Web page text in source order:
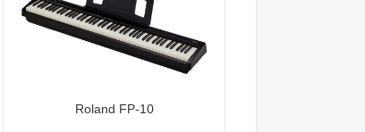
Roland FP-10